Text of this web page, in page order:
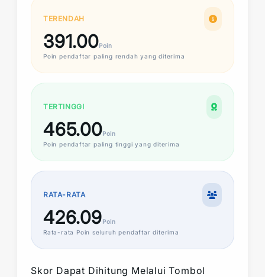
TERENDAH
391.00Poin
Poin pendaftar paling rendah yang diterima
TERTINGGI
465.00Poin
Poin pendaftar paling tinggi yang diterima
RATA-RATA
426.09Poin
Rata-rata Poin seluruh pendaftar diterima
Skor Dapat Dihitung Melalui Tombol